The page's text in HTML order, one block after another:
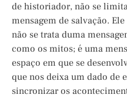
de historiador, não se
mensagem de salvação.
não se trata duma
como os mitos; é uma
espaço em que se
que nos deixa um dado de
sincronizar os